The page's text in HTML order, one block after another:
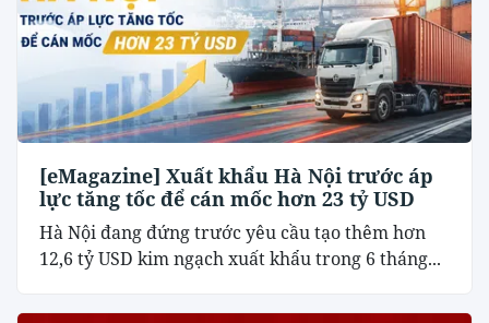
[eMagazine] Xuất khẩu Hà Nội trước áp
lực tăng tốc để cán mốc hơn 23 tỷ USD
Hà Nội đang đứng trước yêu cầu tạo thêm hơn
12,6 tỷ USD kim ngạch xuất khẩu trong 6 tháng...